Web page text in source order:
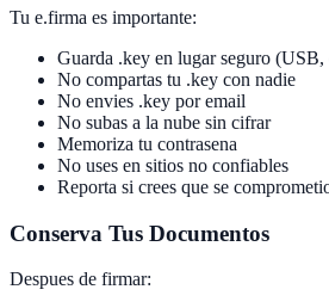
Tu e.firma es importante:
Guarda .key en lugar seguro (USB,
No compartas tu .key con nadie
No envies .key por email
No subas a la nube sin cifrar
Memoriza tu contrasena
No uses en sitios no confiables
Reporta si crees que se
Conserva Tus Documentos
Despues de firmar: